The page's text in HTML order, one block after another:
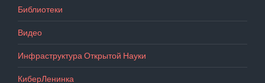
Библиотеки
Видео
Инфраструктура Открытой Науки
КиберЛенинка